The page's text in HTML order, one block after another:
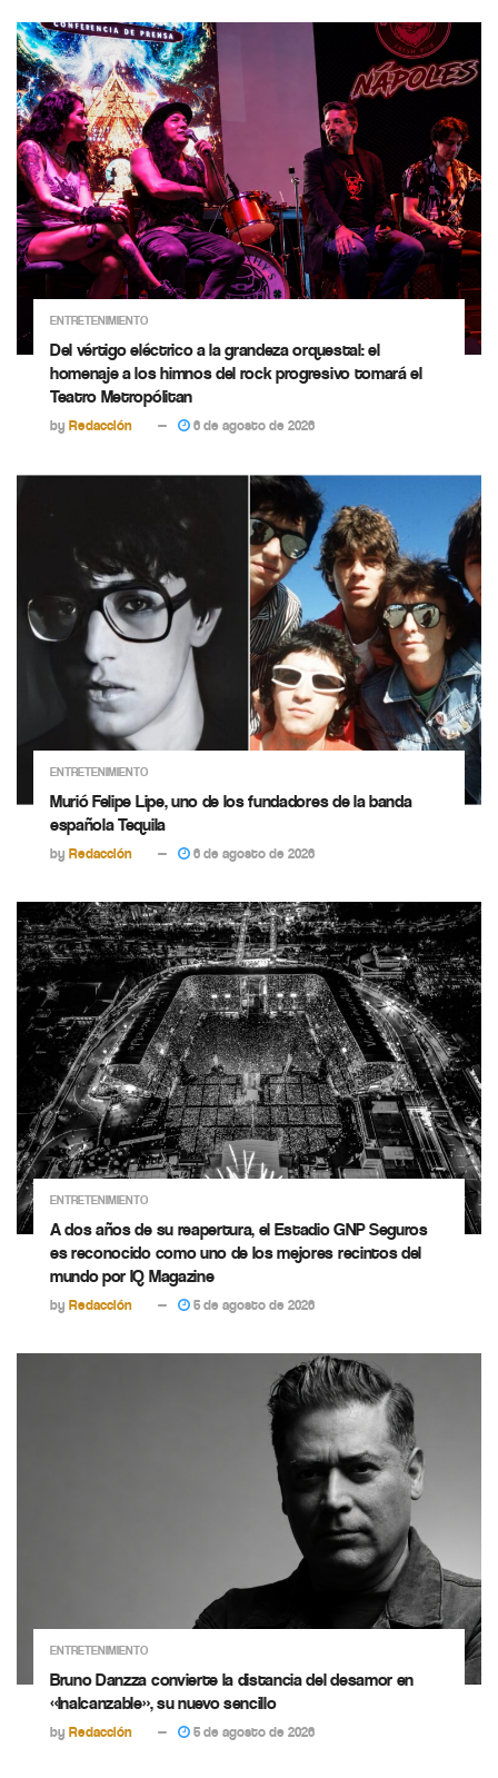
ENTRETENIMIENTO
Del vértigo eléctrico a la grandeza orquestal: el
homenaje a los himnos del rock progresivo tomará el
Teatro Metropólitan
by Redacción 6 de agosto de 2026
ENTRETENIMIENTO
Murió Felipe Lipe, uno de los fundadores de la banda
española Tequila
by Redacción 6 de agosto de 2026
ENTRETENIMIENTO
A dos años de su reapertura, el Estadio GNP Seguros
es reconocido como uno de los mejores recintos del
mundo por IQ Magazine
by Redacción 5 de agosto de 2026
ENTRETENIMIENTO
Bruno Danzza convierte la distancia del desamor en
«Inalcanzable», su nuevo sencillo
by Redacción 5 de agosto de 2026